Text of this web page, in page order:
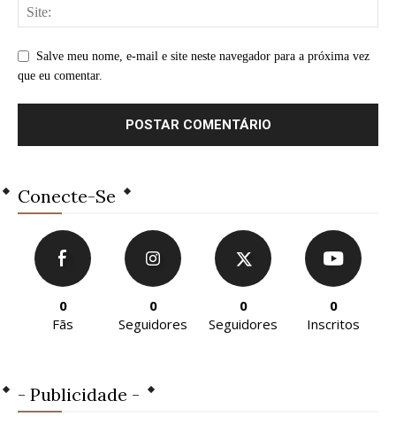
Salve meu nome, e-mail e site neste navegador para a próxima vez
que eu comentar.
Conecte-Se
0
Fãs
0
Seguidores
0
Seguidores
0
Inscritos
- Publicidade -